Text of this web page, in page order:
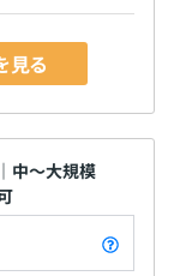
見る
中～大規模